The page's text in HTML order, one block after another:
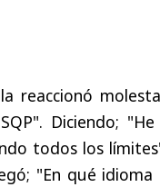
reaccionó
Diciendo;
todos los
"En qué idioma